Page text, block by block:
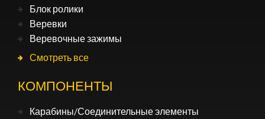
Блок ролики
Веревки
Веревочные зажимы
Смотреть все
КОМПОНЕНТЫ
Карабины/Соединительные элементы